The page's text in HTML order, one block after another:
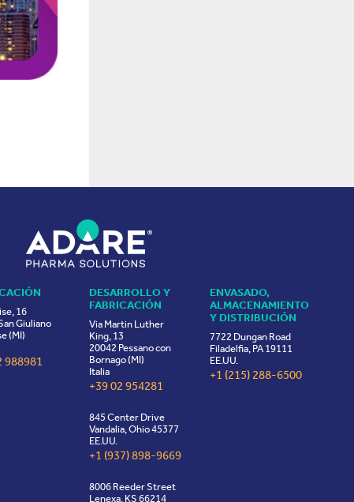
16
Giuliano
(MI)
988981
DESARROLLO Y
FABRICACIÓN
Via Martin Luther
King, 13
20042 Pessano con
Bornago (MI)
Italia
+39 02 954281
845 Center Drive
Vandalia, Ohio 45377
EE.UU.
+1 (937) 898-9669
8006 Reeder Street
Lenexa, KS 66214
ENVASADO,
ALMACENAMIENTO
Y DISTRIBUCIÓN
7722 Dungan Road
Filadelfia, PA 19111
EE.UU.
+1 (215) 288-6500